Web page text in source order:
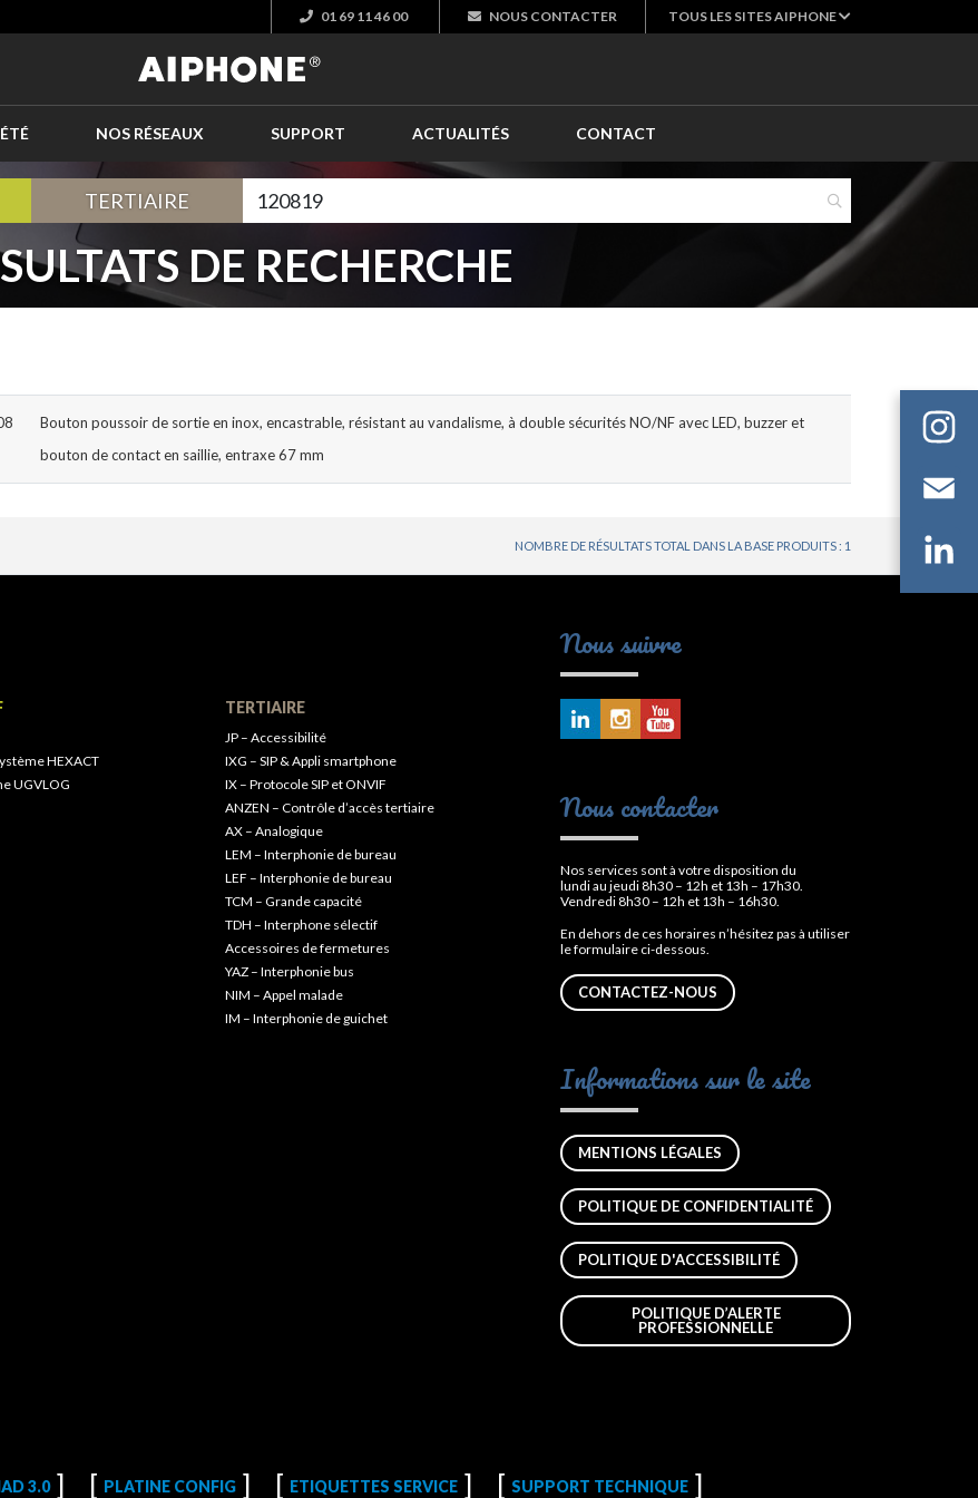
01 69 11 46 00 NOUS CONTACTER TOUS LES SITES AIPHONE
NOS RÉSEAUX SUPPORT ACTUALITÉS CONTACT
TERTIAIRE
DE RECHERCHE
Bouton poussoir de sortie en inox, encastrable, résistant au vandalisme, à double sécurités NO/NF avec LED, buzzer et
bouton de contact en saillie, entraxe 67 mm
NOMBRE DE RÉSULTATS TOTAL DANS LA BASE PRODUITS : 1
HEXACT
UGVLOG
TERTIAIRE
JP – Accessibilité
IXG – SIP & Appli smartphone
IX – Protocole SIP et ONVIF
ANZEN – Contrôle d’accès tertiaire
AX – Analogique
LEM – Interphonie de bureau
LEF – Interphonie de bureau
TCM – Grande capacité
TDH – Interphone sélectif
Accessoires de fermetures
YAZ – Interphonie bus
NIM – Appel malade
IM – Interphonie de guichet
Nous suivre
Nous contacter
Nos services sont à votre disposition du
lundi au jeudi 8h30 – 12h et 13h – 17h30.
Vendredi 8h30 – 12h et 13h – 16h30.
En dehors de ces horaires n’hésitez pas à utiliser
le formulaire ci-dessous.
CONTACTEZ-NOUS
Informations sur le site
MENTIONS LÉGALES
POLITIQUE DE CONFIDENTIALITÉ
POLITIQUE D'ACCESSIBILITÉ
POLITIQUE D’ALERTE
PROFESSIONNELLE
3.0 PLATINE CONFIG ETIQUETTES SERVICE SUPPORT TECHNIQUE